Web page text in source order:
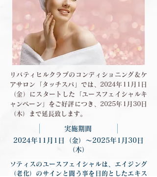
リバティヒルクラブのコンディショニング＆ケ
アサロン「タッチスパ」では、2024年11月1日
（金）にスタートした「ユースフェイシャルキ
ャンペーン」をご好評につき、2025年1月30日
（木）まで延長致します。
実施期間
2024年11月1日（金）〜2025年1月30日
（木）
ソティスのユースフェイシャルは、エイジング
（老化）のサインと闘う事を目的としたエキス